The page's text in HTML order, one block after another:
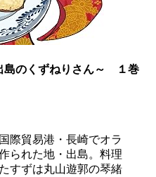
島のくずねりさん～ １巻
際貿易港・長崎でオラ
られた地・出島。料理
すずは丸山遊郭の琴緒